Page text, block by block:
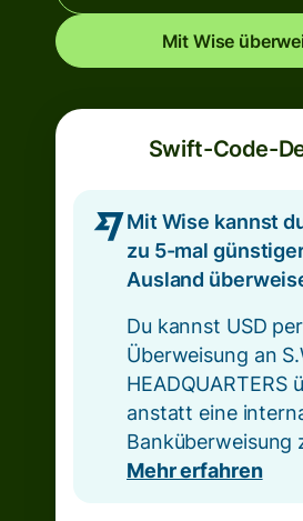
Mit Wise
Swift-Code-
Mit Wise kannst
zu 5-mal
Ausland
Du kannst USD
Überweisung an
HEADQUARTERS
anstatt eine
Banküberweisung
Mehr erfahren